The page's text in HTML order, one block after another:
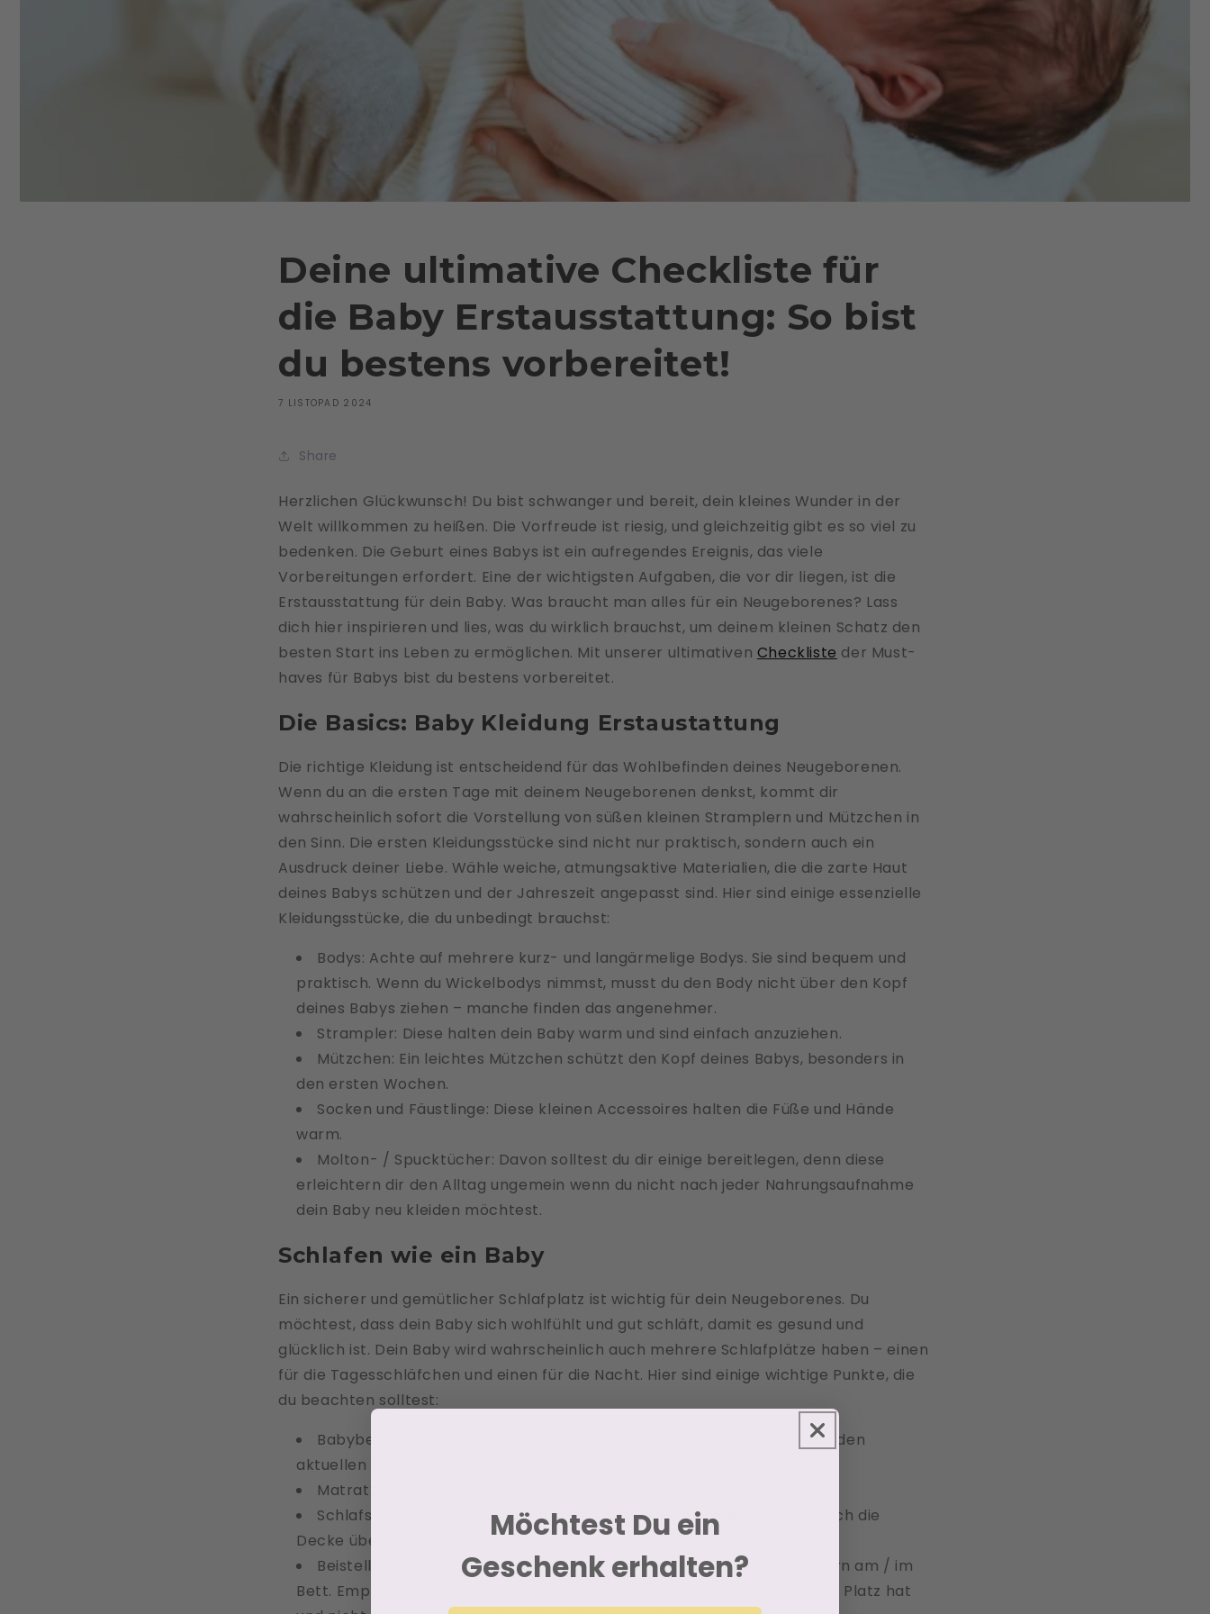
Deine ultimative Checkliste für
die Baby Erstausstattung: So bist
du bestens vorbereitet!
7 LISTOPAD 2024
Share
Herzlichen Glückwunsch! Du bist schwanger und bereit, dein kleines Wunder in der
Welt willkommen zu heißen. Die Vorfreude ist riesig, und gleichzeitig gibt es so viel zu
bedenken. Die Geburt eines Babys ist ein aufregendes Ereignis, das viele
Vorbereitungen erfordert. Eine der wichtigsten Aufgaben, die vor dir liegen, ist die
Erstausstattung für dein Baby. Was braucht man alles für ein Neugeborenes? Lass
dich hier inspirieren und lies, was du wirklich brauchst, um deinem kleinen Schatz den
besten Start ins Leben zu ermöglichen. Mit unserer ultimativen Checkliste der Must-
haves für Babys bist du bestens vorbereitet.
Die Basics: Baby Kleidung Erstaustattung
Die richtige Kleidung ist entscheidend für das Wohlbefinden deines Neugeborenen.
Wenn du an die ersten Tage mit deinem Neugeborenen denkst, kommt dir
wahrscheinlich sofort die Vorstellung von süßen kleinen Stramplern und Mützchen in
den Sinn. Die ersten Kleidungsstücke sind nicht nur praktisch, sondern auch ein
Ausdruck deiner Liebe. Wähle weiche, atmungsaktive Materialien, die die zarte Haut
deines Babys schützen und der Jahreszeit angepasst sind. Hier sind einige essenzielle
Kleidungsstücke, die du unbedingt brauchst:
Bodys: Achte auf mehrere kurz- und langärmelige Bodys. Sie sind bequem und
praktisch. Wenn du Wickelbodys nimmst, musst du den Body nicht über den Kopf
deines Babys ziehen – manche finden das angenehmer.
Strampler: Diese halten dein Baby warm und sind einfach anzuziehen.
Mützchen: Ein leichtes Mützchen schützt den Kopf deines Babys, besonders in
den ersten Wochen.
Socken und Fäustlinge: Diese kleinen Accessoires halten die Füße und Hände
warm.
Molton- / Spucktücher: Davon solltest du dir einige bereitlegen, denn diese
erleichtern dir den Alltag ungemein wenn du nicht nach jeder Nahrungsaufnahme
dein Baby neu kleiden möchtest.
Schlafen wie ein Baby
Ein sicherer und gemütlicher Schlafplatz ist wichtig für dein Neugeborenes. Du
möchtest, dass dein Baby sich wohlfühlt und gut schläft, damit es gesund und
glücklich ist. Dein Baby wird wahrscheinlich auch mehrere Schlafplätze haben – einen
für die Tagesschläfchen und einen für die Nacht. Hier sind einige wichtige Punkte, die
du beachten solltest:
Babybett oder Wiege: Achte darauf, dass es sicher und stabil ist und den
aktuellen Sicherheitsstandards entspricht.
Matratze: Eine feste Matratze ist wichtig für die Sicherheit.
Schlafsäcke: Diese halten dein Baby warm und verhindern, dass es sich die
Decke über den Kopf zieht oder nachts nicht zugedeckt ist.
Beistellbett: Viele Babys schlafen in der ersten Zeit mit bei euch Eltern am / im
Bett. Empfohlen werden Beistellbetten, damit dein Baby seinen eigenen Platz hat
Möchtest Du ein
Geschenk erhalten?